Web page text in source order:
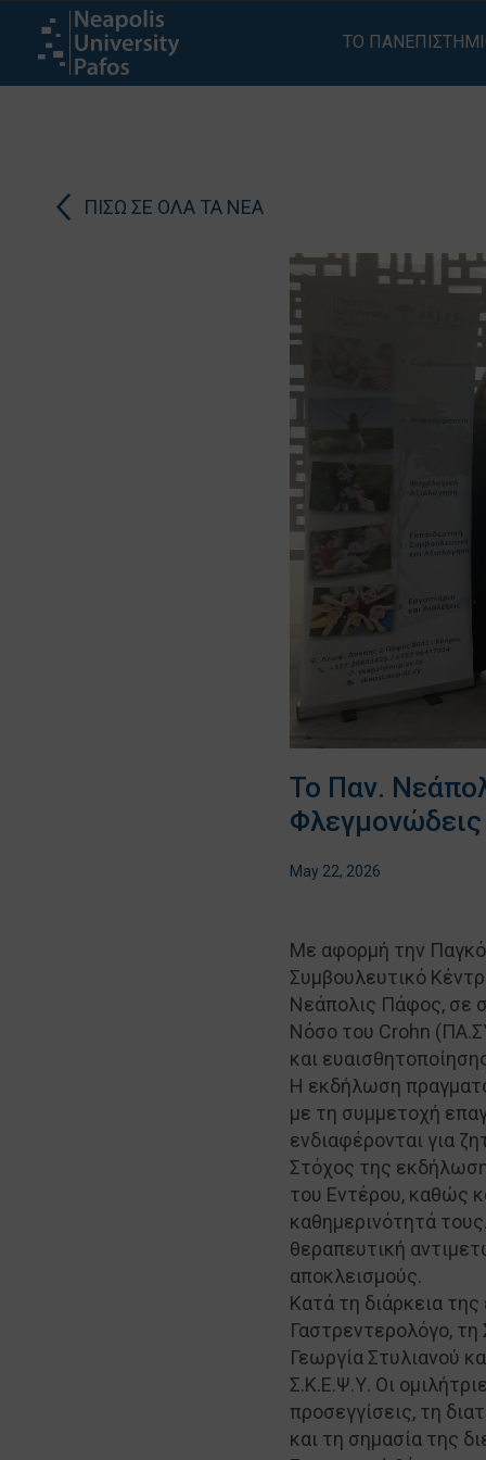
ΤΟ
ΠΙΣΩ ΣΕ ΟΛΑ ΤΑ ΝΕΑ
Το Παν.
Φλεγμονώδεις
May 22, 2026
Με αφορμή την
Συμβουλευτικό
Νεάπολις Πάφος, σε
Νόσο του Crohn
και
Η εκδήλωση
με τη συμμετοχή
ενδιαφέρονται για
Στόχος της
του Εντέρου, καθώς
καθημερινότητά
θεραπευτική
αποκλεισμούς.
Κατά τη διάρκεια
Γαστρεντερολόγο, τη
Γεωργία Στυλιανού
Σ.Κ.Ε.Ψ.Υ. Οι
προσεγγίσεις, τη
και τη σημασία της